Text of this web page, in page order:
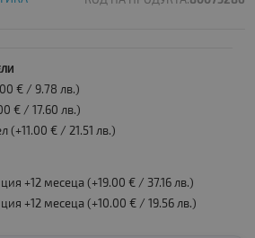
€ / 9.78 лв.)
€ / 17.60 лв.)
(+11.00 € / 21.51 лв.)
+12 месеца (+19.00 € / 37.16 лв.)
+12 месеца (+10.00 € / 19.56 лв.)